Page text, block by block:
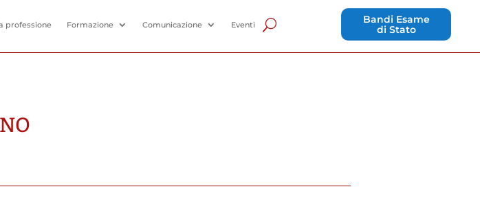
professione Formazione Comunicazione Eventi
Bandi Esame
di Stato